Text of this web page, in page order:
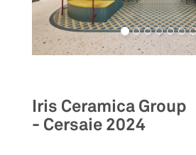
Iris Ceramica Group
- Cersaie 2024